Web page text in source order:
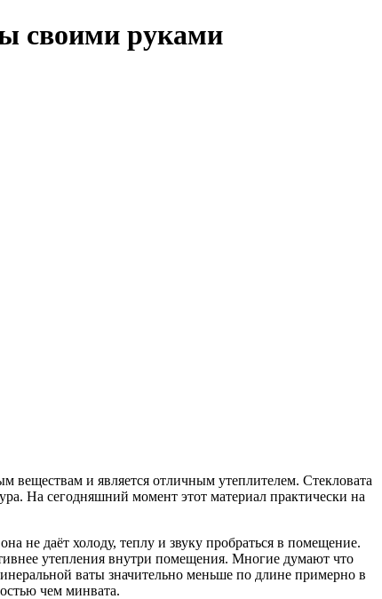
своими руками
веществам и является отличным утеплителем. Стекловата
На сегодняшний момент этот материал практически на
не даёт холоду, теплу и звуку пробраться в помещение.
утепления внутри помещения. Многие думают что
ваты значительно меньше по длине примерно в
чем минвата.